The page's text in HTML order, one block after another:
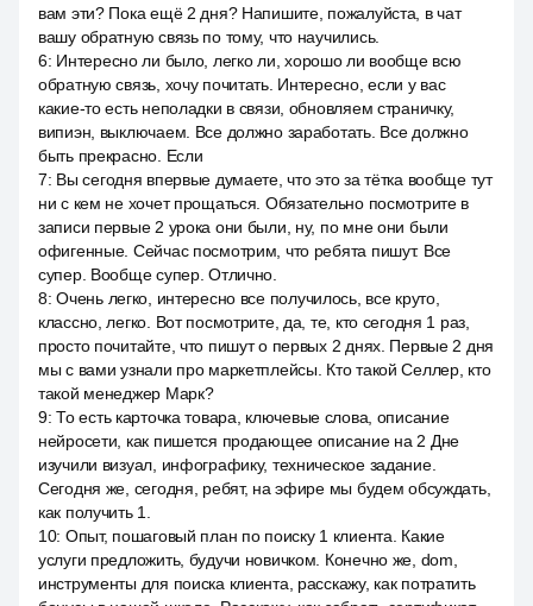
вам эти? Пока ещё 2 дня? Напишите, пожалуйста, в чат
вашу обратную связь по тому, что научились.
6: Интересно ли было, легко ли, хорошо ли вообще всю
обратную связь, хочу почитать. Интересно, если у вас
какие-то есть неполадки в связи, обновляем страничку,
випиэн, выключаем. Все должно заработать. Все должно
быть прекрасно. Если
7: Вы сегодня впервые думаете, что это за тётка вообще тут
ни с кем не хочет прощаться. Обязательно посмотрите в
записи первые 2 урока они были, ну, по мне они были
офигенные. Сейчас посмотрим, что ребята пишут. Все
супер. Вообще супер. Отлично.
8:Очень легко, интересно все получилось, все круто,
классно, легко. Вот посмотрите, да, те, кто сегодня 1 раз,
просто почитайте, что пишут о первых 2 днях. Первые 2 дня
мы с вами узнали про маркетплейсы. Кто такой Селлер, кто
такой менеджер Марк?
9:То есть карточка товара, ключевые слова, описание
нейросети, как пишется продающее описание на 2 Дне
изучили визуал, инфографику, техническое задание.
Сегодня же, сегодня, ребят, на эфире мы будем обсуждать,
как получить 1.
10: Опыт, пошаговый план по поиску 1 клиента. Какие
услуги предложить, будучи новичком. Конечно же, dom,
инструменты для поиска клиента, расскажу, как потратить